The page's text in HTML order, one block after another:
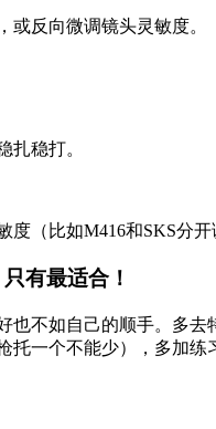
反向微调镜头灵敏度。
扎稳打。
（比如M416和SKS分开
有最适合！
不如自己的顺手。多去
一个不能少），多加练